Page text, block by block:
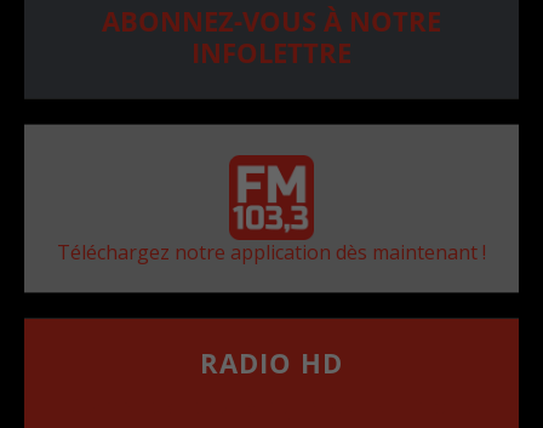
ABONNEZ-VOUS À NOTRE
INFOLETTRE
Téléchargez notre application dès maintenant !
RADIO HD